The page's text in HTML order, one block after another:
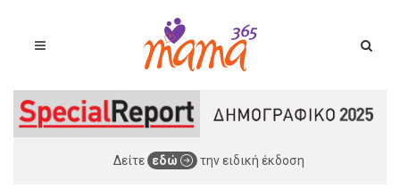
Δείτε εδώ την ειδική έκδοση